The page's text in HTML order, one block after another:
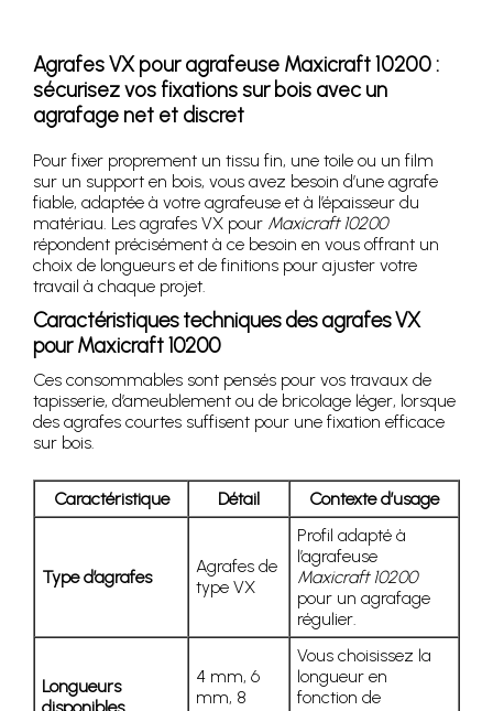
Agrafes VX pour agrafeuse Maxicraft 10200 :
sécurisez vos fixations sur bois avec un
agrafage net et discret
Pour fixer proprement un tissu fin, une toile ou un film
sur un support en bois, vous avez besoin d’une agrafe
fiable, adaptée à votre agrafeuse et à l’épaisseur du
matériau. Les agrafes VX pour Maxicraft 10200
répondent précisément à ce besoin en vous offrant un
choix de longueurs et de finitions pour ajuster votre
travail à chaque projet.
Caractéristiques techniques des agrafes VX
pour Maxicraft 10200
Ces consommables sont pensés pour vos travaux de
tapisserie, d’ameublement ou de bricolage léger, lorsque
des agrafes courtes suffisent pour une fixation efficace
sur bois.
Caractéristique Détail Contexte d’usage
Type d’agrafes
Agrafes de
type VX
Profil adapté à
l’agrafeuse
Maxicraft 10200
pour un agrafage
régulier.
Longueurs
4 mm, 6
mm, 8
Vous choisissez la
longueur en
fonction de